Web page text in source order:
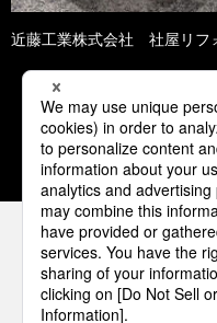
近藤工業株式会社 社屋リフ
1 2
パナソニックの